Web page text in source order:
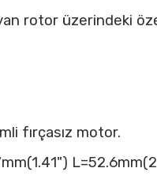
rotor üzerindeki
fırçasız motor.